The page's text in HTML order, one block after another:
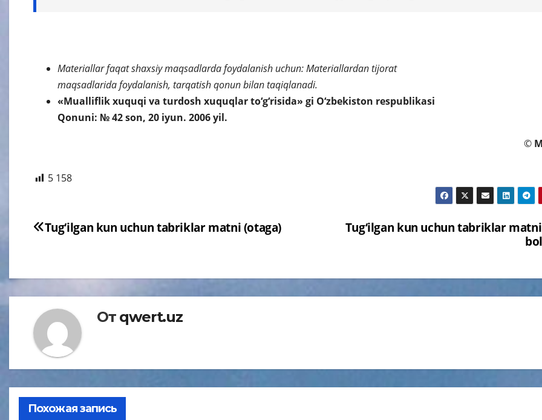
Materiallar faqat shaxsiy maqsadlarda foydalanish uchun: Materiallardan tijorat
maqsadlarida foydalanish, tarqatish qonun bilan taqiqlanadi.
«Mualliflik xuquqi va turdosh xuquqlar to‘g‘risida» gi O‘zbekiston respublikasi
Qonuni: № 42 son, 20 iyun. 2006 yil.
©
5 158
Навигация
записям
Tug‘ilgan kun uchun tabriklar
Tug‘ilgan kun uchun tabriklar matni (otaga)
От qwert.uz
Похожая запись